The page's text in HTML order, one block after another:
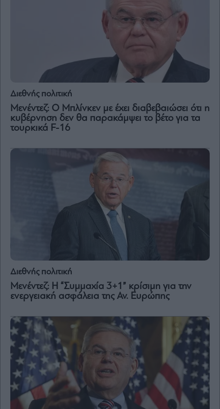
Διεθνής πολιτική
Μενέντεζ: Ο Μπλίνκεν με έχει διαβεβαιώσει ότι η
κυβέρνηση δεν θα παρακάμψει το βέτο για τα
τουρκικά F-16
Διεθνής πολιτική
Μενέντεζ: Η “Συμμαχία 3+1” κρίσιμη για την
ενεργειακή ασφάλεια της Αν. Ευρώπης